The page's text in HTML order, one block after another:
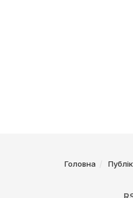
Головна